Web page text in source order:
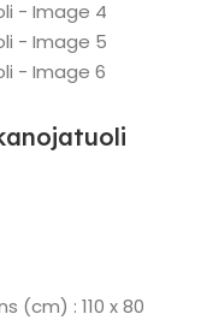
(cm) : 110 x 80